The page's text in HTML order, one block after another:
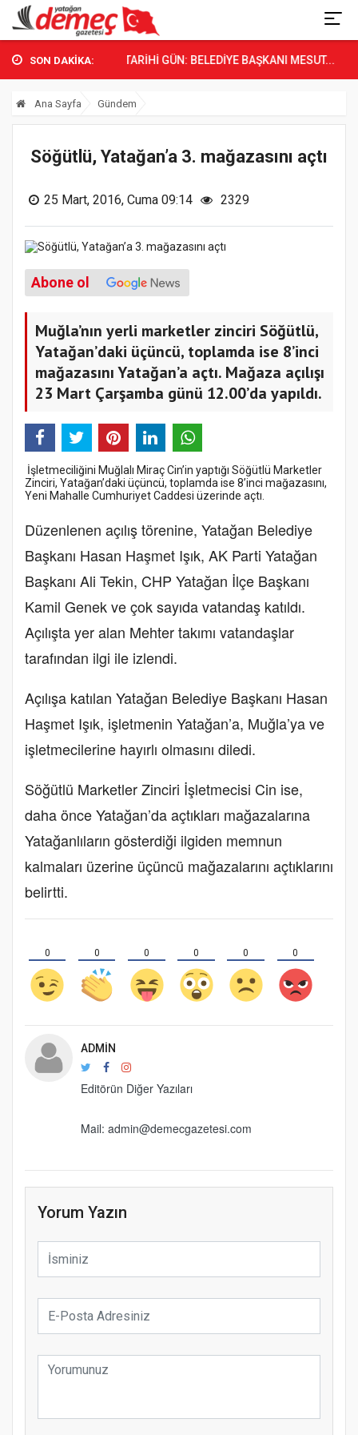
SON DAKİKA:
YATAĞAN’DA TARİHİ GÜN: BELEDİYE BAŞKANI MESUT... CHP
Ana Sayfa Gündem
Söğütlü, Yatağan’a 3. mağazasını açtı
25 Mart, 2016, Cuma 09:14 2329
Abone ol
Muğla’nın yerli marketler zinciri Söğütlü,
Yatağan’daki üçüncü, toplamda ise 8’inci
mağazasını Yatağan’a açtı. Mağaza açılışı
23 Mart Çarşamba günü 12.00’da yapıldı.
İşletmeciliğini Muğlalı Miraç Cin’in yaptığı Söğütlü Marketler
Zinciri, Yatağan’daki üçüncü, toplamda ise 8’inci mağazasını,
Yeni Mahalle Cumhuriyet Caddesi üzerinde açtı.
Düzenlenen açılış törenine, Yatağan Belediye
Başkanı Hasan Haşmet Işık, AK Parti Yatağan
Başkanı Ali Tekin, CHP Yatağan İlçe Başkanı
Kamil Genek ve çok sayıda vatandaş katıldı.
Açılışta yer alan Mehter takımı vatandaşlar
tarafından ilgi ile izlendi.
Açılışa katılan Yatağan Belediye Başkanı Hasan
Haşmet Işık, işletmenin Yatağan’a, Muğla’ya ve
işletmecilerine hayırlı olmasını diledi.
Söğütlü Marketler Zinciri İşletmecisi Cin ise,
daha önce Yatağan’da açtıkları mağazalarına
Yatağanlıların gösterdiği ilgiden memnun
kalmaları üzerine üçüncü mağazalarını açtıklarını
belirtti.
0 0 0 0 0 0
ADMIN
Editörün Diğer Yazıları
Mail: admin@demecgazetesi.com
Yorum Yazın